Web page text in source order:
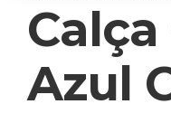
Azul